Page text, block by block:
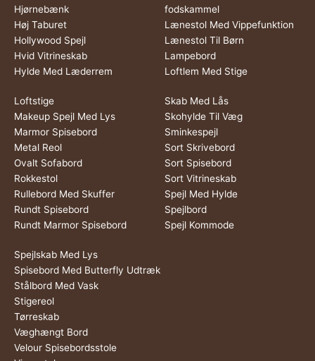
Hjørnebænk
Høj Taburet
Hollywood Spejl
Hvid Vitrineskab
Hylde Med Læderrem
fodskammel
Lænestol Med Vippefunktion
Lænestol Til Børn
Lampebord
Loftlem Med Stige
Loftstige
Makeup Spejl Med Lys
Marmor Spisebord
Metal Reol
Ovalt Sofabord
Rokkestol
Rullebord Med Skuffer
Rundt Spisebord
Rundt Marmor Spisebord
Skab Med Lås
Skohylde Til Væg
Sminkespejl
Sort Skrivebord
Sort Spisebord
Sort Vitrineskab
Spejl Med Hylde
Spejlbord
Spejl Kommode
Spejlskab Med Lys
Spisebord Med Butterfly Udtræk
Stålbord Med Vask
Stigereol
Tørreskab
Væghængt Bord
Velour Spisebordsstole